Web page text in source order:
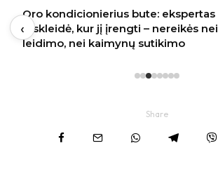
Oro kondicionierius bute: ekspertas
atskleidė, kur jį įrengti – nereikės nei
leidimo, nei kaimynų sutikimo
‹
Share